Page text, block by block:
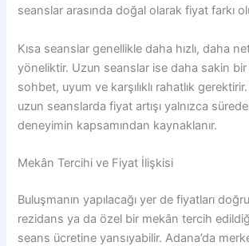
seanslar arasında doğal olarak fiyat farkı
Kısa seanslar genellikle daha hızlı, daha
yöneliktir. Uzun seanslar ise daha sakin
sohbet, uyum ve karşılıklı rahatlık
uzun seanslarda fiyat artışı yalnızca
deneyimin kapsamından kaynaklanır.
Mekân Tercihi ve Fiyat İlişkisi
Buluşmanın yapılacağı yer de fiyatları
rezidans ya da özel bir mekân tercih
seans ücretine yansıyabilir. Adana’da